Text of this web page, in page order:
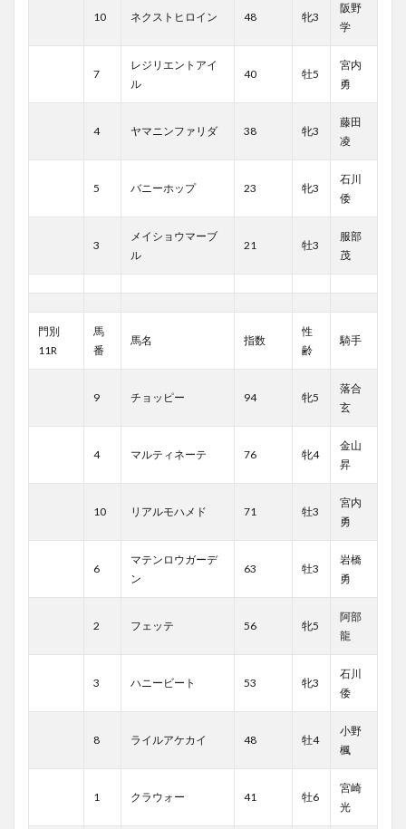
10 ネクストヒロイン 48 牝3
阪野
学
7
レジリエントアイ
ル
40 牡5
宮内
勇
4 ヤマニンファリダ 38 牝3
藤田
凌
5 バニーホップ 23 牝3
石川
倭
3
メイショウマーブ
ル
21 牡3
服部
茂
門別
11R
馬
番
馬名 指数
性
齢
騎手
9 チョッピー 94 牝5
落合
玄
4 マルティネーテ 76 牝4
金山
昇
10 リアルモハメド 71 牡3
宮内
勇
6
マテンロウガーデ
ン
63 牡3
岩橋
勇
2 フェッテ 56 牝5
阿部
龍
3 ハニービート 53 牝3
石川
倭
8 ライルアケカイ 48 牡4
小野
楓
1 クラウォー 41 牡6
宮崎
光